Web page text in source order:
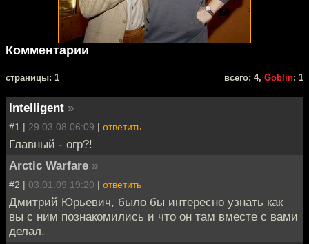
Комментарии
cтраницы: 1 всего: 4, Goblin: 1
Intelligent »
#1 | 29.03.08 06:09 | ответить
Главный - огр?!
Arctic Warfare »
#2 | 03.01.09 19:20 | ответить
Дмитрий Юрьевич, было бы интересно узнать как
вы с ним познакомились и что он там вместе с вами
делал.